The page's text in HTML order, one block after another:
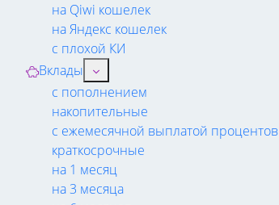
на Qiwi кошелек
на Яндекс кошелек
с плохой КИ
Вклады
с пополнением
накопительные
с ежемесячной выплатой процентов
краткосрочные
на 1 месяц
на 3 месяца